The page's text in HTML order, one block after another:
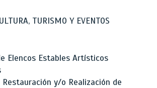
TURISMO Y EVENTOS
Elencos Estables Artísticos
y/o Realización de